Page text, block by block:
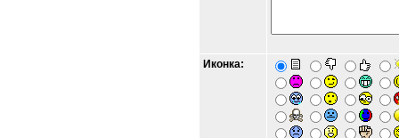
Иконка: